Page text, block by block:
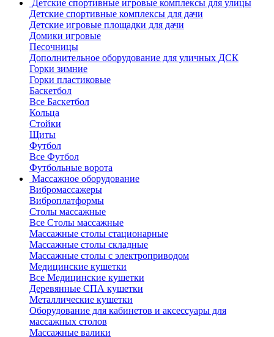
Детские спортивные игровые комплексы для улицы
Детские спортивные комплексы для дачи
Детские игровые площадки для дачи
Домики игровые
Песочницы
Дополнительное оборудование для уличных ДСК
Горки зимние
Горки пластиковые
Баскетбол
Все Баскетбол
Кольца
Стойки
Щиты
Футбол
Все Футбол
Футбольные ворота
Массажное оборудование
Вибромассажеры
Виброплатформы
Столы массажные
Все Столы массажные
Массажные столы стационарные
Массажные столы складные
Массажные столы с электроприводом
Медицинские кушетки
Все Медицинские кушетки
Деревянные СПА кушетки
Металлические кушетки
Оборудование для кабинетов и аксессуары для
массажных столов
Массажные валики